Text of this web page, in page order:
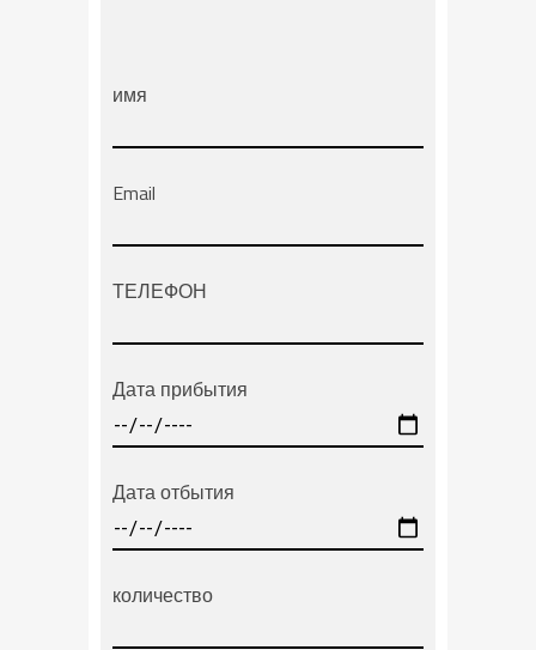
имя
Email
ТЕЛЕФОН
Дата прибытия
Дата отбытия
количество